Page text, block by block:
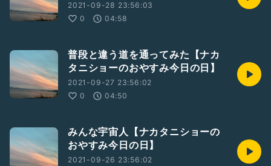
#地域おこし協力隊 #地方移住
2021-09-28 23:56:03
0
04:58
普段と違う道を通ってみた【ナカ
タニショーのおやすみ今日の日】
2021-09-27 23:56:02
0
04:50
みんな宇宙人【ナカタニショーの
おやすみ今日の日】
2021-09-26 23:56:02